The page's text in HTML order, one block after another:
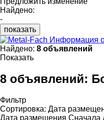
Найдено:
-
показать
Информация
Найдено: 8 объявлений
Показать
8 объявлений:
Фильтр
Сортировка: Дата
Дата размещения Сначала